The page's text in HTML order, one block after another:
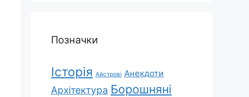
Позначки
Історія Айстрові Анекдоти
Архітектура Борошняні